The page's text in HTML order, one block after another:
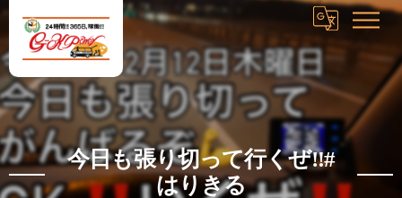
今日も張り切って行くぜ‼️#
はりきる